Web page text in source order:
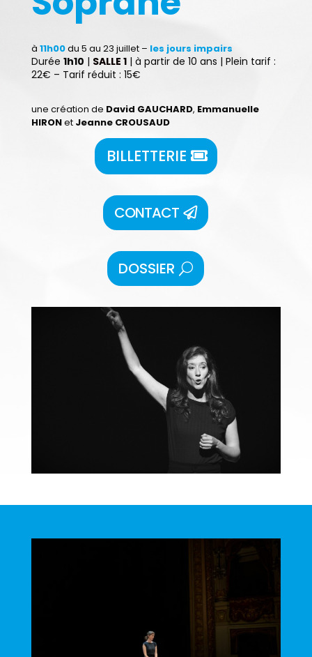
à 11h00du 5 au 23 juillet – les jours impairs
Durée 1h10 | SALLE 1| à partir de 10 ans | Plein tarif :
22€ – Tarif réduit : 15€
une création de David GAUCHARD, Emmanuelle
HIRONet Jeanne CROUSAUD
BILLETTERIE
CONTACT
DOSSIER